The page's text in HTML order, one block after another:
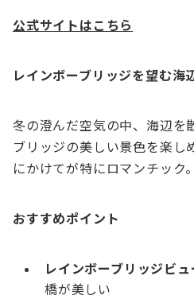
公式サイトはこちら
レインボーブリッジを望む海
冬の澄んだ空気の中、海辺を
ブリッジの美しい景色を楽し
にかけてが特にロマンチック。
おすすめポイント
レインボーブリッジビュ
橋が美しい